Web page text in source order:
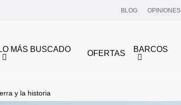
BLOG OPINIONES
LO MÁS BUSCADO OFERTAS BARCOS
y la historia